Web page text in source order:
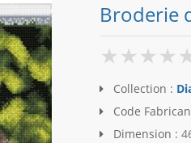
Broderie
Collection :
Code
Dimension :